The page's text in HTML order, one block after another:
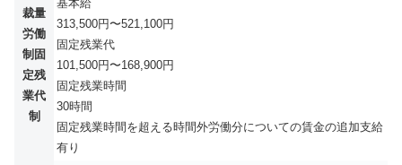
裁量
労働
制固
定残
業代
制
基本給
313,500円〜521,100円
固定残業代
101,500円〜168,900円
固定残業時間
30時間
固定残業時間を超える時間外労働分についての賃金の追加支給
有り